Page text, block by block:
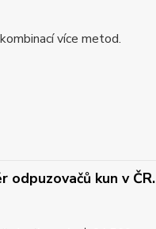
více metod.
odpuzovačů kun v